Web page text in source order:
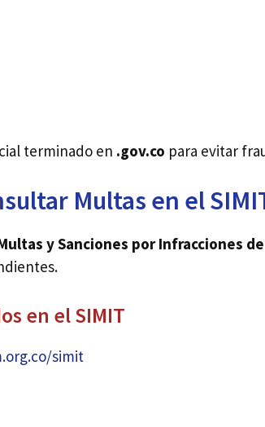
terminado en .gov.co para evitar
Multas en el
y Sanciones por Infracciones
en el SIMIT
simit